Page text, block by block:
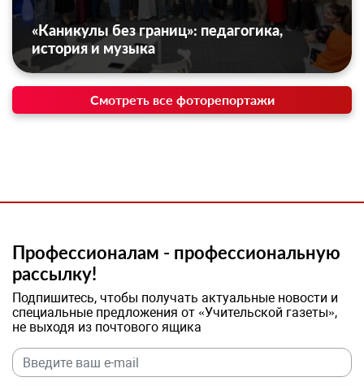
«Каникулы без границ»: педагогика,
история и музыка
Смотреть все фоторепортажи
Профессионалам - профессиональную
рассылку!
Подпишитесь, чтобы получать актуальные новости и
специальные предложения от «Учительской газеты»,
не выходя из почтового ящика